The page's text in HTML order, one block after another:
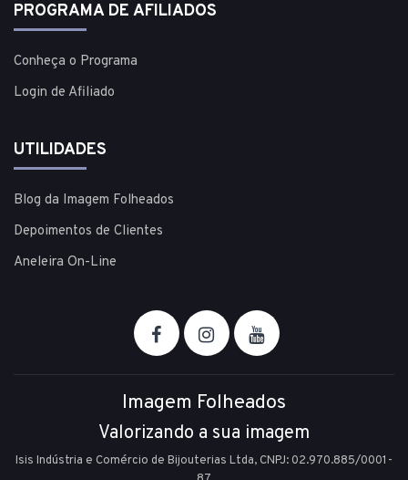
PROGRAMA DE AFILIADOS
Conheça o Programa
Login de Afiliado
UTILIDADES
Blog da Imagem Folheados
Depoimentos de Clientes
Aneleira On-Line
Imagem Folheados
Valorizando a sua imagem
Isis Indústria e Comércio de Bijouterias Ltda, CNPJ: 02.970.885/0001-